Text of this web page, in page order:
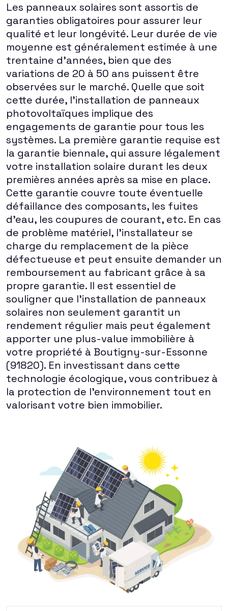
Les panneaux solaires sont assortis de
garanties obligatoires pour assurer leur
qualité et leur longévité. Leur durée de vie
moyenne est généralement estimée à une
trentaine d'années, bien que des
variations de 20 à 50 ans puissent être
observées sur le marché. Quelle que soit
cette durée, l'installation de panneaux
photovoltaïques implique des
engagements de garantie pour tous les
systèmes. La première garantie requise est
la garantie biennale, qui assure légalement
votre installation solaire durant les deux
premières années après sa mise en place.
Cette garantie couvre toute éventuelle
défaillance des composants, les fuites
d'eau, les coupures de courant, etc. En cas
de problème matériel, l'installateur se
charge du remplacement de la pièce
défectueuse et peut ensuite demander un
remboursement au fabricant grâce à sa
propre garantie. Il est essentiel de
souligner que l'installation de panneaux
solaires non seulement garantit un
rendement régulier mais peut également
apporter une plus-value immobilière à
votre propriété à Boutigny-sur-Essonne
(91820). En investissant dans cette
technologie écologique, vous contribuez à
la protection de l'environnement tout en
valorisant votre bien immobilier.